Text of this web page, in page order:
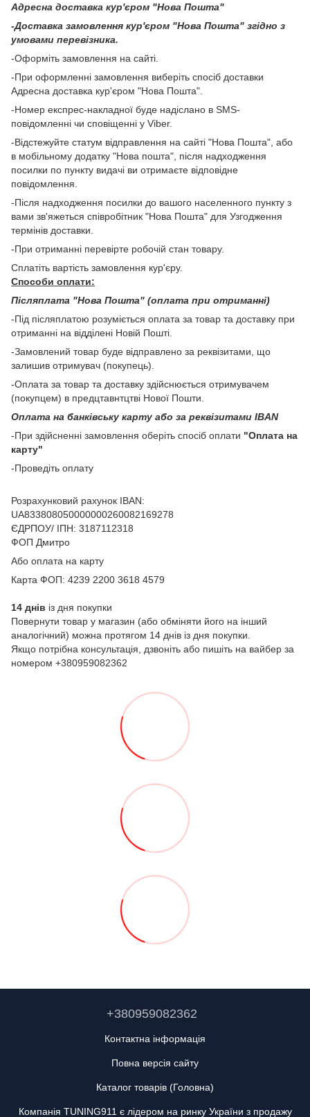
Адресна доставка кур'єром "Нова Пошта"
-Доставка замовлення кур'єром "Нова Пошта" згідно з
умовами перевізника.
-Оформіть замовлення на сайті.
-При оформленні замовлення виберіть спосіб доставки
Адресна доставка кур'єром "Нова Пошта".
-Номер експрес-накладної буде надіслано в SMS-
повідомленні чи сповіщенні у Viber.
-Відстежуйте статум відправлення на сайті "Нова Пошта", або
в мобільному додатку "Нова пошта", після надходження
посилки по пункту видачі ви отримаєте відповідне
повідомлення.
-Після надходження посилки до вашого населенного пункту з
вами зв'яжеться співробітник "Нова Пошта" для Узгодження
термінів доставки.
-При отриманні перевірте робочій стан товару.
Сплатіть вартість замовлення кур'єру.
Способи оплати:
Післяплата "Нова Пошта" (оплата при отриманні)
-Під післяплатою розуміється оплата за товар та доставку при
отриманні на відділені Новій Пошті.
-Замовлений товар буде відправлено за реквізитами, що
залишив отримувач (покупець).
-Оплата за товар та доставку здійснюється отримувачем
(покупцем) в предцтавнтцтві Нової Пошти.
Оплата на банківську карту або за реквізитами IBAN
-При здійсненні замовлення оберіть спосіб оплати "Оплата на
карту"
-Проведіть оплату
Розрахунковий рахунок IBAN:
UA833808050000000260082169278
ЄДРПОУ/ ІПН: 3187112318
ФОП Дмитро
Або оплата на карту
Карта ФОП: 4239 2200 3618 4579
14 днів із дня покупки
Повернути товар у магазин (або обміняти його на інший
аналогічний) можна протягом 14 днів із дня покупки.
Якщо потрібна консультація, дзвоніть або пишіть на вайбер за
номером +380959082362
+380959082362
Контактна інформація
Повна версія сайту
Каталог товарів (Головна)
Компанія TUNING911 є лідером на ринку України з продажу